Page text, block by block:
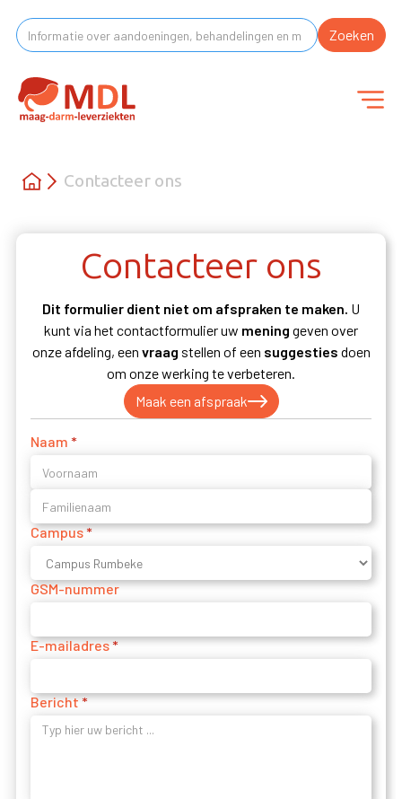
Contacteer ons
Contacteer ons
Dit formulier dient niet om afspraken te maken. U
kunt via het contactformulier uw mening geven over
onze afdeling, een vraag stellen of een suggesties doen
om onze werking te verbeteren.
Maak een afspraak
Naam *
Campus*
GSM-nummer
E-mailadres*
Bericht*